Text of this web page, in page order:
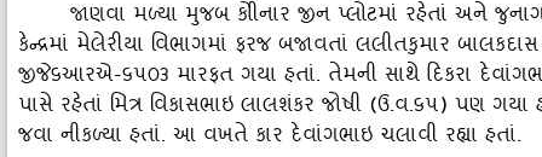
જાણવા મળ્‍યા મુજબ કોીનાર જીન પ્‍લોટમાં રહેતાં અને
કેન્‍દ્રમાં મેલેરીયા વિભાગમાં ફરજ બજાવતાં લલીતકુમાર
જીજે૬આરએ-૬૫૦૩ મારફત ગયા હતાં. તેમની સાથે દિકરા
પાસે રહેતાં મિત્ર વિકાસભાઇ લાલશંકર જોષી (ઉ.વ.૬૫) પણ ગયા
જવા નીકળ્‍યા હતાં. આ વખતે કાર દેવાંગભાઇ ચલાવી રહ્યા હતાં.